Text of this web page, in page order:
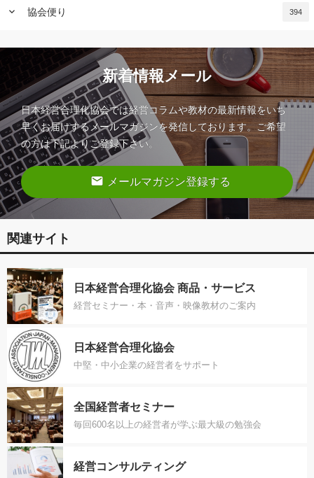
keyboard_arrow_down 協会便り 394
新着情報メール
日本経営合理化協会では経営コラムや教材の最新情報をいち
早くお届けするメールマガジンを発信しております。ご希望
の方は下記よりご登録下さい。
email メールマガジン登録する
関連サイト
日本経営合理化協会 商品・サービス
経営セミナー・本・音声・映像教材のご案内
日本経営合理化協会
中堅・中小企業の経営者をサポート
全国経営者セミナー
毎回600名以上の経営者が学ぶ最大級の勉強会
経営コンサルティング